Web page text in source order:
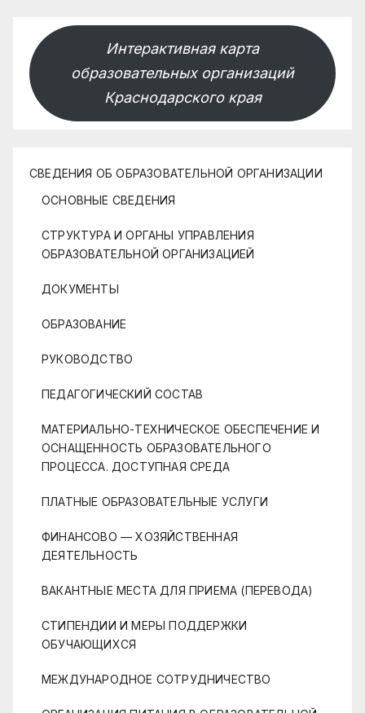
Интерактивная карта
образовательных организаций
Краснодарского края
СВЕДЕНИЯ ОБ ОБРАЗОВАТЕЛЬНОЙ ОРГАНИЗАЦИИ
ОСНОВНЫЕ СВЕДЕНИЯ
СТРУКТУРА И ОРГАНЫ УПРАВЛЕНИЯ
ОБРАЗОВАТЕЛЬНОЙ ОРГАНИЗАЦИЕЙ
ДОКУМЕНТЫ
ОБРАЗОВАНИЕ
РУКОВОДСТВО
ПЕДАГОГИЧЕСКИЙ СОСТАВ
МАТЕРИАЛЬНО-ТЕХНИЧЕСКОЕ ОБЕСПЕЧЕНИЕ И
ОСНАЩЕННОСТЬ ОБРАЗОВАТЕЛЬНОГО
ПРОЦЕССА. ДОСТУПНАЯ СРЕДА
ПЛАТНЫЕ ОБРАЗОВАТЕЛЬНЫЕ УСЛУГИ
ФИНАНСОВО — ХОЗЯЙСТВЕННАЯ
ДЕЯТЕЛЬНОСТЬ
ВАКАНТНЫЕ МЕСТА ДЛЯ ПРИЕМА (ПЕРЕВОДА)
СТИПЕНДИИ И МЕРЫ ПОДДЕРЖКИ
ОБУЧАЮЩИХСЯ
МЕЖДУНАРОДНОЕ СОТРУДНИЧЕСТВО